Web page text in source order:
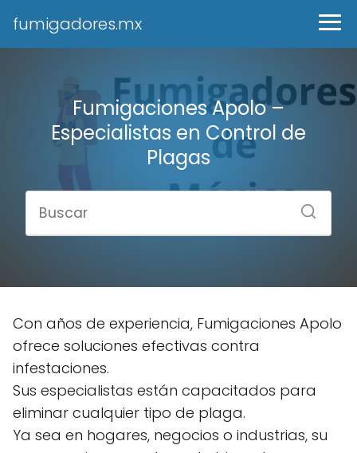
fumigadores.mx
Fumigaciones Apolo –
Especialistas en Control de
Plagas
Con años de experiencia, Fumigaciones Apolo
ofrece soluciones efectivas contra
infestaciones.
Sus especialistas están capacitados para
eliminar cualquier tipo de plaga.
Ya sea en hogares, negocios o industrias, su